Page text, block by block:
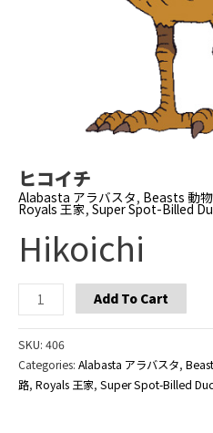
ヒコイチ
Alabasta アラバスタ, Beasts 動物
Royals 王家,Super Spot-Billed
Hikoichi
Hikoichi
quantity
Add To Cart
SKU: 406
Categories: Alabasta アラバスタ,
路, Royals 王家, Super Spot-Billed